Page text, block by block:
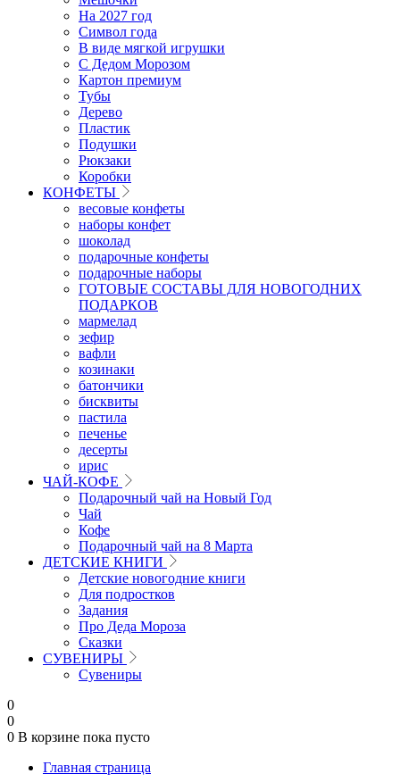
На 2027 год
Символ года
В виде мягкой игрушки
С Дедом Морозом
Картон премиум
Тубы
Дерево
Пластик
Подушки
Рюкзаки
Коробки
КОНФЕТЫ
весовые конфеты
наборы конфет
шоколад
подарочные конфеты
подарочные наборы
ГОТОВЫЕ СОСТАВЫ ДЛЯ НОВОГОДНИХ
ПОДАРКОВ
мармелад
зефир
вафли
козинаки
батончики
бисквиты
пастила
печенье
десерты
ирис
ЧАЙ-КОФЕ
Подарочный чай на Новый Год
Чай
Кофе
Подарочный чай на 8 Марта
ДЕТСКИЕ КНИГИ
Детские новогодние книги
Для подростков
Задания
Про Деда Мороза
Сказки
СУВЕНИРЫ
Сувениры
0
0
0 В корзине пока пусто
Главная страница